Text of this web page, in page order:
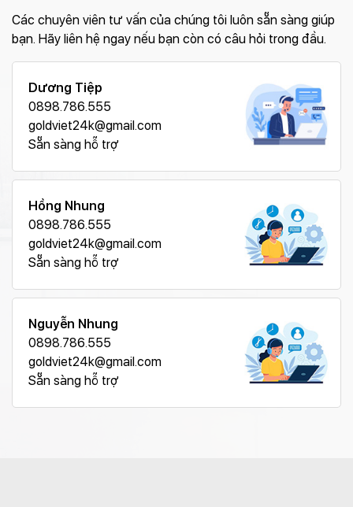
Các chuyên viên tư vấn của chúng tôi luôn sẵn sàng giúp
bạn. Hãy liên hệ ngay nếu bạn còn có câu hỏi trong đầu.
Dương Tiệp
0898.786.555
goldviet24k@gmail.com
Sẵn sàng hỗ trợ
Hồng Nhung
0898.786.555
goldviet24k@gmail.com
Sẵn sàng hỗ trợ
Nguyễn Nhung
0898.786.555
goldviet24k@gmail.com
Sẵn sàng hỗ trợ